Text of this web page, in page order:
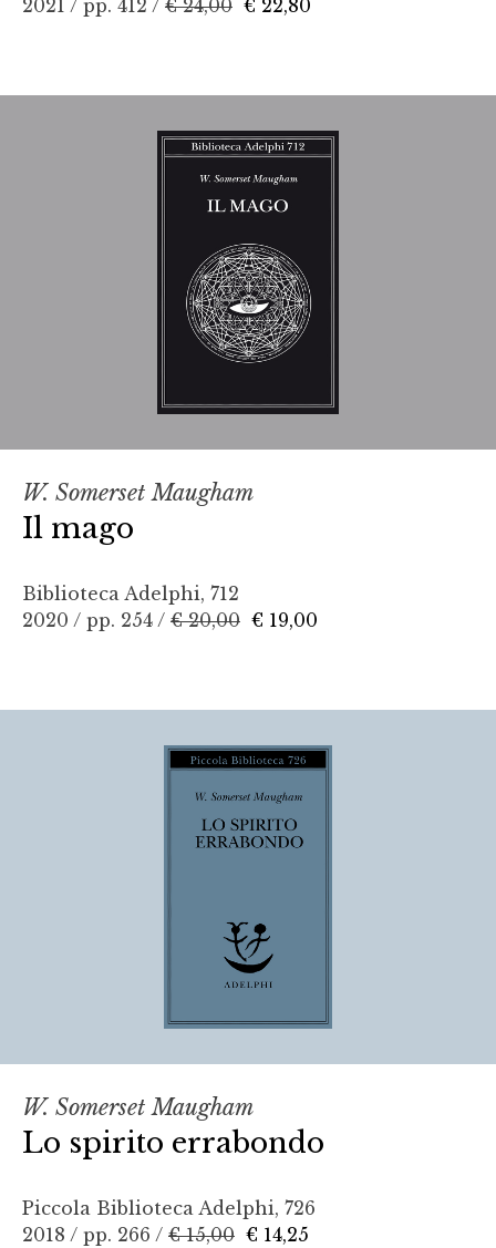
2021 / pp. 412 / € 24,00 € 22,80
W. Somerset Maugham
Il mago
Biblioteca Adelphi, 712
2020 / pp. 254 / € 20,00 € 19,00
W. Somerset Maugham
Lo spirito errabondo
Piccola Biblioteca Adelphi, 726
2018 / pp. 266 / € 15,00 € 14,25